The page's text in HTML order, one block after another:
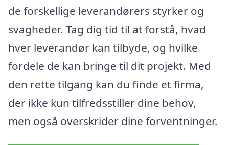
de forskellige leverandørers styrker og
svagheder. Tag dig tid til at forstå, hvad
hver leverandør kan tilbyde, og hvilke
fordele de kan bringe til dit projekt. Med
den rette tilgang kan du finde et firma,
der ikke kun tilfredsstiller dine behov,
men også overskrider dine forventninger.